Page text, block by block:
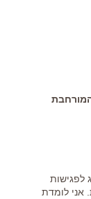
לפגישות
אני לומדת